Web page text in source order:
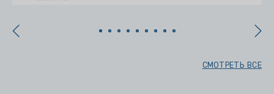
СМОТРЕТЬ ВСЕ